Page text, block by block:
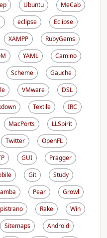
Ubuntu
MeCab
eclipse
Eclipse
XAMPP
RubyGems
YAML
Camino
Scheme
Gauche
VMware
DSL
Textile
IRC
MacPorts
LLSpirit
Twitter
OpenFL
GUI
Pragger
Git
Study
Pear
Growl
Rake
Win
Sitemaps
Android